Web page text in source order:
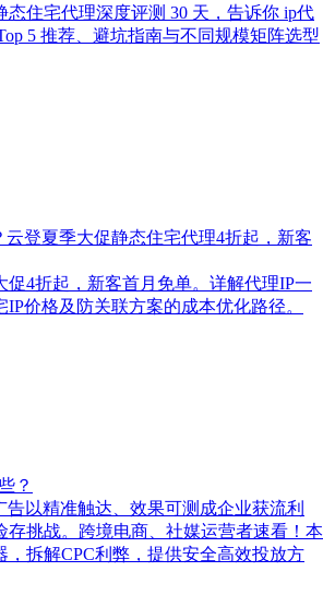
态住宅代理深度评测 30 天，告诉你 ip代
5 推荐、避坑指南与不同规模矩阵选型
登夏季大促静态住宅代理4折起，新客
促4折起，新客首月免单。详解代理IP一
价格及防关联方案的成本优化路径。
？
告以精准触达、效果可测成企业获流利
存挑战。跨境电商、社媒运营者速看！本
，拆解CPC利弊，提供安全高效投放方